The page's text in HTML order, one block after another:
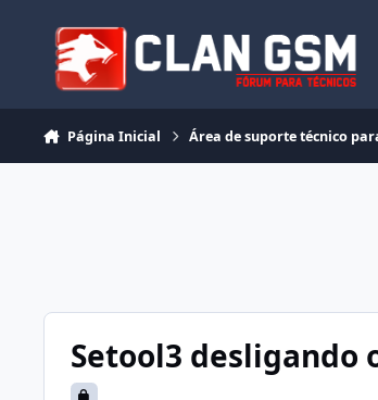
Página Inicial Área de suporte técnico
Setool3 desligando